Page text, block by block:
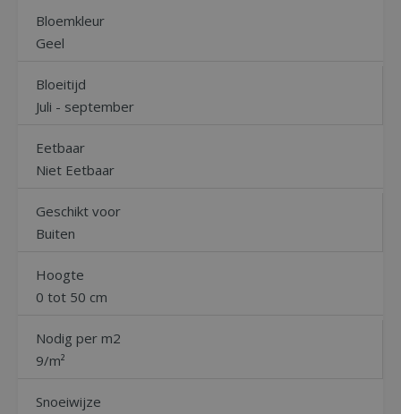
Bloemkleur
Geel
Bloeitijd
Juli - september
Eetbaar
Niet Eetbaar
Geschikt voor
Buiten
Hoogte
0 tot 50 cm
Nodig per m2
9/m²
Snoeiwijze